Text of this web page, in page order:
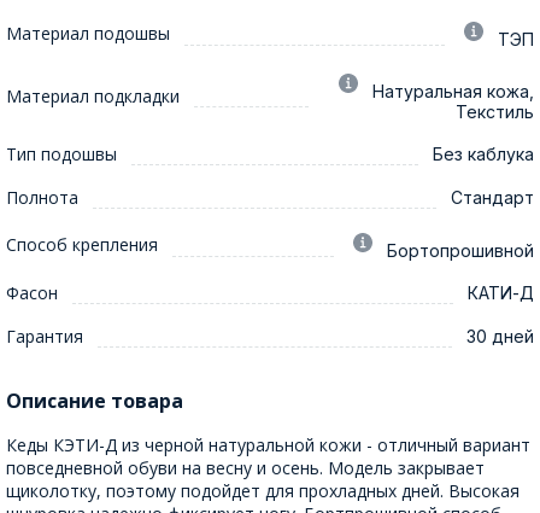
Материал подошвы ТЭП
Материал подкладки
Натуральная кожа,
Текстиль
Тип подошвы Без каблука
Полнота Стандарт
Способ крепления Бортопрошивной
Фасон КАТИ-Д
Гарантия 30 дней
Описание товара
Кеды КЭТИ-Д из черной натуральной кожи - отличный вариант
повседневной обуви на весну и осень. Модель закрывает
щиколотку, поэтому подойдет для прохладных дней. Высокая